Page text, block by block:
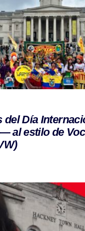
del Día
al estilo de